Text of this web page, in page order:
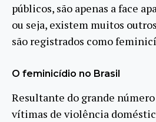
públicos, são apenas a face
ou seja, existem muitos
são registrados como
O feminicídio no Brasil
Resultante do grande
vítimas de violência